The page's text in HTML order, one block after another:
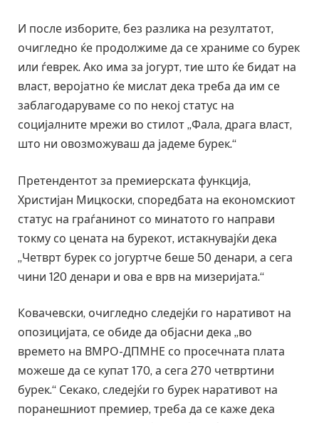
И после изборите, без разлика на резултатот,
очигледно ќе продолжиме да се храниме со бурек
или ѓеврек. Ако има за јогурт, тие што ќе бидат на
власт, веројатно ќе мислат дека треба да им се
заблагодаруваме со по некој статус на
социјалните мрежи во стилот „Фала, драга власт,
што ни овозможуваш да јадеме бурек.“
Претендентот за премиерската функција,
Христијан Мицкоски, споредбата на економскиот
статус на граѓанинот со минатото го направи
токму со цената на бурекот, истакнувајќи дека
„Четврт бурек со јогуртче беше 50 денари, а сега
чини 120 денари и ова е врв на мизеријата.“
Ковачевски, очигледно следејќи го наративот на
опозицијата, се обиде да објасни дека „во
времето на ВМРО-ДПМНЕ со просечната плата
можеше да се купат 170, а сега 270 четвртини
бурек.“ Секако, следејќи го бурек наративот на
поранешниот премиер, треба да се каже дека